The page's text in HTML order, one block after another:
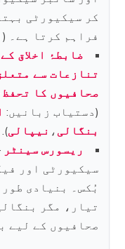
کر سیکیورٹی
فراہم کرتا ہے۔
ضابطۂ اخلاق
تنازعات سے
صحافیوں کا تحفظ
(دستیاب زبانیں:
بنگالی ، نیپالی).
ریسورس سینٹر
سیکیورٹی اور
بُکس۔ بنیادی
تیار، مگر
صحافیوں کے لیے